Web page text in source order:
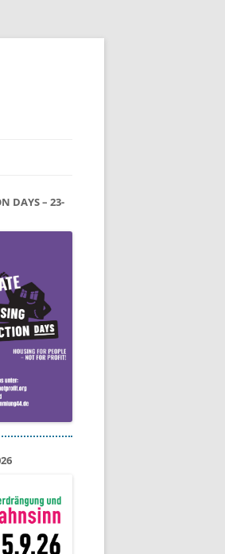
DAYS – 23-